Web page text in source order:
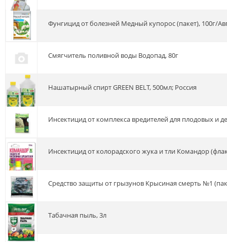
Фунгицид от болезней Медный купорос (пакет), 100г/
Смягчитель поливной воды Водопад, 80г
Нашатырный спирт GREEN BELT, 500мл; Россия
Инсектицид от комплекса вредителей для плодовых
Инсектицид от колорадского жука и тли Командор
Средство защиты от грызунов Крысиная смерть №1
Табачная пыль, 3л